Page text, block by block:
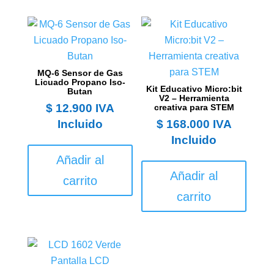
MQ-6 Sensor de Gas
Licuado Propano Iso-
Butan
$12.900 IVA
Incluido
Añadir al
carrito
Kit Educativo Micro:bit
V2 – Herramienta
creativa para STEM
$168.000 IVA
Incluido
Añadir al
carrito